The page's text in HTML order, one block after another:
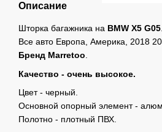
Описание
Шторка багажника на BMW X5 G05.
Все авто Европа, Америка, 2018
Бренд Marretoo.
Качество - очень высокое.
Цвeт - черный.
Основной опорный элемент -
Полотно - плотный ПВХ.